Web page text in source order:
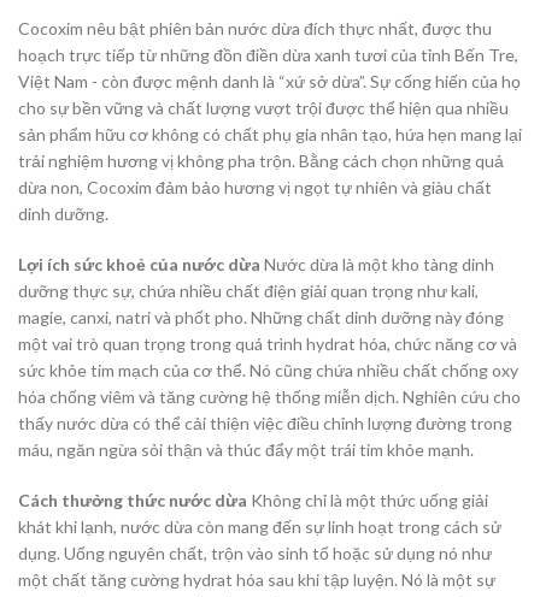
Cocoxim nêu bật phiên bản nước dừa đích thực nhất, được thu
hoạch trực tiếp từ những đồn điền dừa xanh tươi của tỉnh Bến Tre,
Việt Nam - còn được mệnh danh là “xứ sở dừa”. Sự cống hiến của họ
cho sự bền vững và chất lượng vượt trội được thể hiện qua nhiều
sản phẩm hữu cơ không có chất phụ gia nhân tạo, hứa hẹn mang lại
trải nghiệm hương vị không pha trộn. Bằng cách chọn những quả
dừa non, Cocoxim đảm bảo hương vị ngọt tự nhiên và giàu chất
dinh dưỡng.
Lợi ích sức khoẻ của nước dừa Nước dừa là một kho tàng dinh
dưỡng thực sự, chứa nhiều chất điện giải quan trọng như kali,
magie, canxi, natri và phốt pho. Những chất dinh dưỡng này đóng
một vai trò quan trọng trong quá trình hydrat hóa, chức năng cơ và
sức khỏe tim mạch của cơ thể. Nó cũng chứa nhiều chất chống oxy
hóa chống viêm và tăng cường hệ thống miễn dịch. Nghiên cứu cho
thấy nước dừa có thể cải thiện việc điều chỉnh lượng đường trong
máu, ngăn ngừa sỏi thận và thúc đẩy một trái tim khỏe mạnh.
Cách thưởng thức nước dừa Không chỉ là một thức uống giải
khát khi lạnh, nước dừa còn mang đến sự linh hoạt trong cách sử
dụng. Uống nguyên chất, trộn vào sinh tố hoặc sử dụng nó như
một chất tăng cường hydrat hóa sau khi tập luyện. Nó là một sự